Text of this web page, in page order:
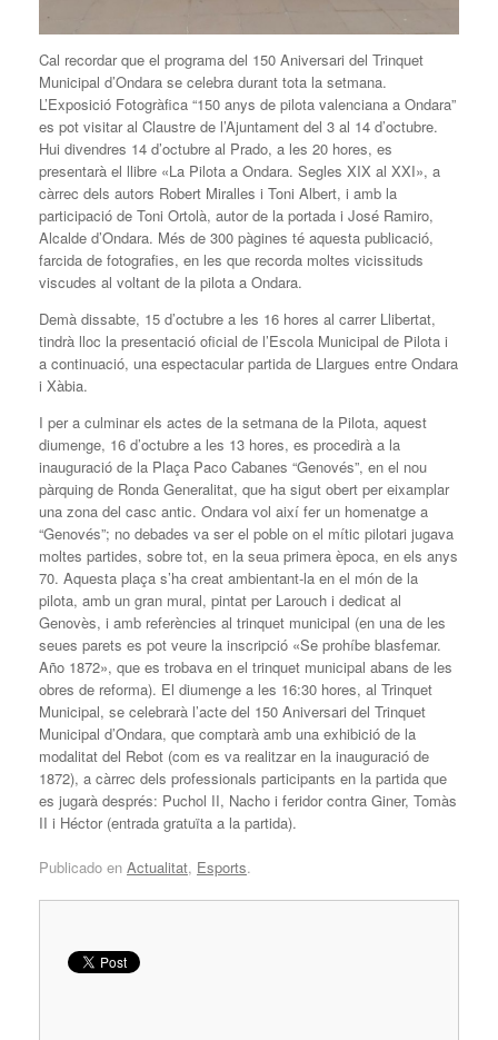
Cal recordar que el programa del 150 Aniversari del Trinquet
Municipal d’Ondara se celebra durant tota la setmana.
L’Exposició Fotogràfica “150 anys de pilota valenciana a Ondara”
es pot visitar al Claustre de l’Ajuntament del 3 al 14 d’octubre.
Hui divendres 14 d’octubre al Prado, a les 20 hores, es
presentarà el llibre «La Pilota a Ondara. Segles XIX al XXI», a
càrrec dels autors Robert Miralles i Toni Albert, i amb la
participació de Toni Ortolà, autor de la portada i José Ramiro,
Alcalde d’Ondara. Més de 300 pàgines té aquesta publicació,
farcida de fotografies, en les que recorda moltes vicissituds
viscudes al voltant de la pilota a Ondara.
Demà dissabte, 15 d’octubre a les 16 hores al carrer Llibertat,
tindrà lloc la presentació oficial de l’Escola Municipal de Pilota i
a continuació, una espectacular partida de Llargues entre Ondara
i Xàbia.
I per a culminar els actes de la setmana de la Pilota, aquest
diumenge, 16 d’octubre a les 13 hores, es procedirà a la
inauguració de la Plaça Paco Cabanes “Genovés”, en el nou
pàrquing de Ronda Generalitat, que ha sigut obert per eixamplar
una zona del casc antic. Ondara vol així fer un homenatge a
“Genovés”; no debades va ser el poble on el mític pilotari jugava
moltes partides, sobre tot, en la seua primera època, en els anys
70. Aquesta plaça s’ha creat ambientant-la en el món de la
pilota, amb un gran mural, pintat per Larouch i dedicat al
Genovès, i amb referències al trinquet municipal (en una de les
seues parets es pot veure la inscripció «Se prohíbe blasfemar.
Año 1872», que es trobava en el trinquet municipal abans de les
obres de reforma). El diumenge a les 16:30 hores, al Trinquet
Municipal, se celebrarà l’acte del 150 Aniversari del Trinquet
Municipal d’Ondara, que comptarà amb una exhibició de la
modalitat del Rebot (com es va realitzar en la inauguració de
1872), a càrrec dels professionals participants en la partida que
es jugarà després: Puchol II, Nacho i feridor contra Giner, Tomàs
II i Héctor (entrada gratuïta a la partida).
Publicado en Actualitat, Esports.